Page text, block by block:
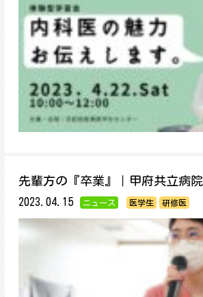
先輩方の『卒業』｜甲府共立病院
2023.04.15 ニュース 医学生 研修医